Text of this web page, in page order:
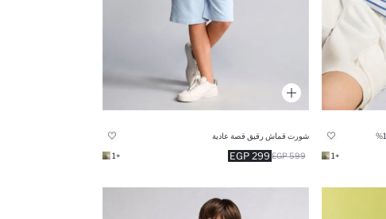
+1
شورت قماش رقيق قصة عادية
299 EGP 599 EGP
+1